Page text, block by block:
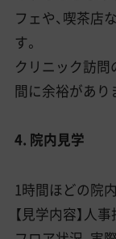
フェや、喫茶店
す。
クリニック訪
間に余裕があり
4. 院内見学
1時間ほどの院
【見学内容】人